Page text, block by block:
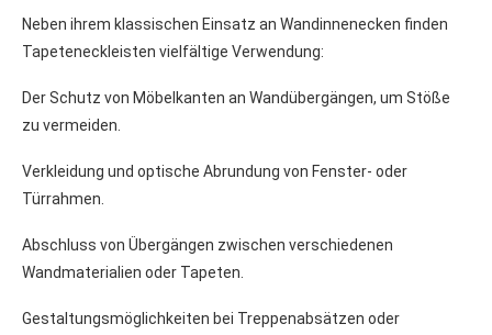
Neben ihrem klassischen Einsatz an Wandinnenecken finden
Tapeteneckleisten vielfältige Verwendung:
Der Schutz von Möbelkanten an Wandübergängen, um Stöße
zu vermeiden.
Verkleidung und optische Abrundung von Fenster- oder
Türrahmen.
Abschluss von Übergängen zwischen verschiedenen
Wandmaterialien oder Tapeten.
Gestaltungsmöglichkeiten bei Treppenabsätzen oder